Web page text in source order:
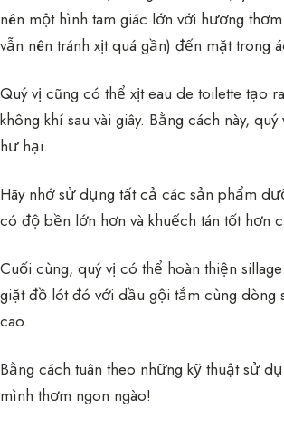
nên một hình tam giác lớn với hương
vẫn nên tránh xịt quá gần) đến mặt trong
Quý vị cũng có thể xịt eau de toilette tạo
không khí sau vài giây. Bằng cách này,
hư hại.
Hãy nhớ sử dụng tất cả các sản phẩm
có độ bền lớn hơn và khuếch tán tốt hơn
Cuối cùng, quý vị có thể hoàn thiện
giặt đồ lót đó với dầu gội tắm cùng dòng
cao.
Bằng cách tuân theo những kỹ thuật sử
mình thơm ngon ngào!